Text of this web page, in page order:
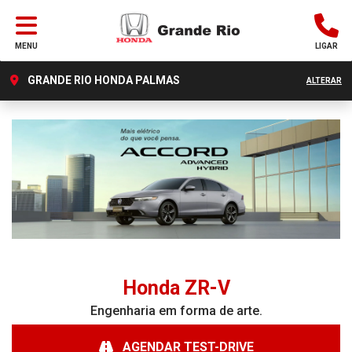
MENU LIGAR
GRANDE RIO HONDA PALMAS ALTERAR
HondaZR-V
Engenharia em forma de arte.
AGENDAR TEST-DRIVE